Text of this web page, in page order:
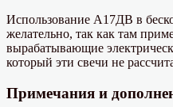
Использование А17ДВ в
желательно, так как там
вырабатывающие
который эти свечи не
Примечания и